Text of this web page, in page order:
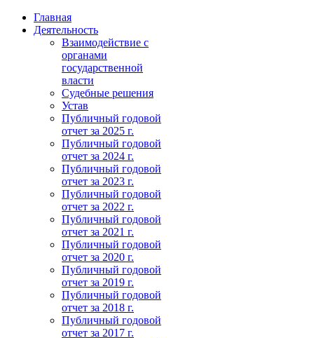
Главная
Деятельность
Взаимодействие с
органами
государственной
власти
Судебные решения
Устав
Публичный годовой
отчет за 2025 г.
Публичный годовой
отчет за 2024 г.
Публичный годовой
отчет за 2023 г.
Публичный годовой
отчет за 2022 г.
Публичный годовой
отчет за 2021 г.
Публичный годовой
отчет за 2020 г.
Публичный годовой
отчет за 2019 г.
Публичный годовой
отчет за 2018 г.
Публичный годовой
отчет за 2017 г.